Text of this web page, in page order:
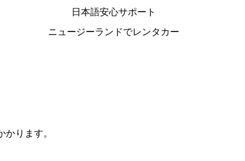
日本語安心サポート
ニュージーランドでレンタカー
ります。